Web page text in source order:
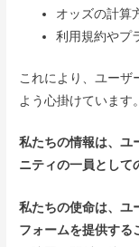
オッズの計算
利用規約やプ
これにより、ユーザ
よう心掛けています。
私たちの情報は、ユ
ニティの一員として
私たちの使命は、ユ
フォームを提供する